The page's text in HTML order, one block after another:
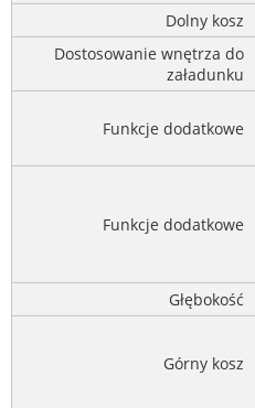
Dolny kosz
Dostosowanie wnętrza do
załadunku
Funkcje dodatkowe
Funkcje dodatkowe
Głębokość
Górny kosz